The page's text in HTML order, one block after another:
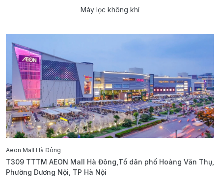
Máy lọc không khí
Aeon Mall Hà Đông
T309 TTTM AEON Mall Hà Đông,Tổ dân phố Hoàng Văn Thụ,
Phường Dương Nội, TP Hà Nội